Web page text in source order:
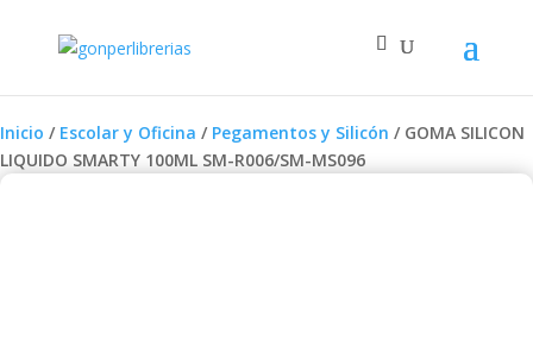
Inicio / Escolar y Oficina / Pegamentos y Silicón / GOMA SILICON
LIQUIDO SMARTY 100ML SM-R006/SM-MS096